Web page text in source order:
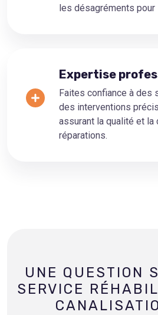
les désagréments pour
Expertise
Faites confiance à des
des interventions
assurant la qualité et la
réparations.
UNE QUESTION
SERVICE